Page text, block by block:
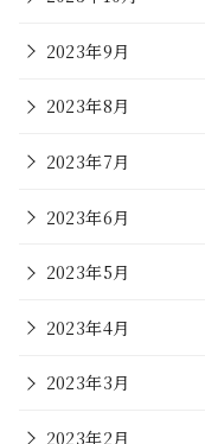
2023年9月
2023年8月
2023年7月
2023年6月
2023年5月
2023年4月
2023年3月
2023年2月